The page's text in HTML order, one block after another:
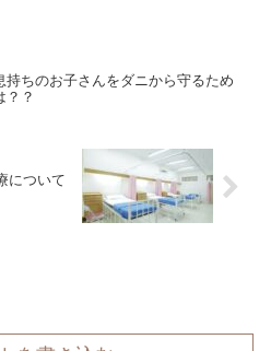
持ちのお子さんをダニから守るため
？？
について